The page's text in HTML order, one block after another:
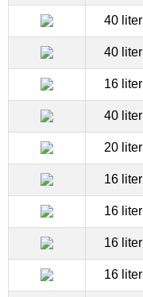
40 liter
40 liter
16 liter
40 liter
20 liter
16 liter
16 liter
16 liter
16 liter